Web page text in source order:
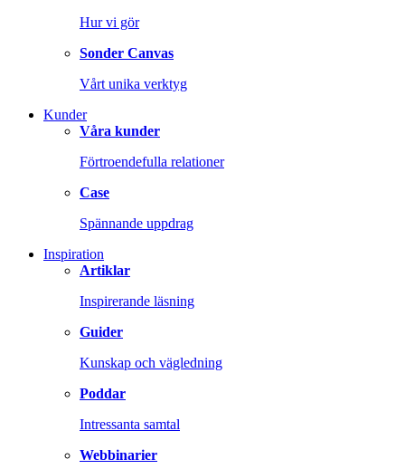
Hur vi gör
Sonder Canvas
Vårt unika verktyg
Kunder
Våra kunder
Förtroendefulla relationer
Case
Spännande uppdrag
Inspiration
Artiklar
Inspirerande läsning
Guider
Kunskap och vägledning
Poddar
Intressanta samtal
Webbinarier